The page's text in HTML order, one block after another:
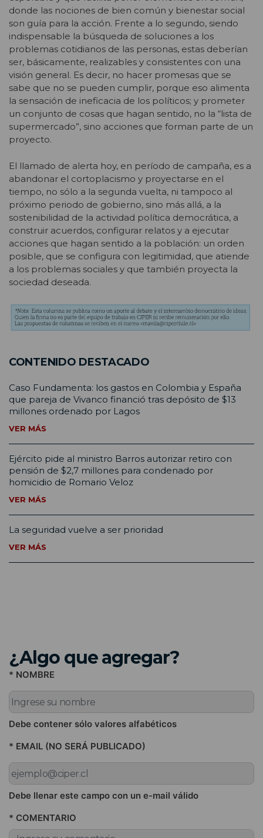
donde las nociones de bien común y bienestar social
son guía para la acción. Frente a lo segundo, siendo
indispensable la búsqueda de soluciones a los
problemas cotidianos de las personas, estas deberían
ser, básicamente, realizables y consistentes con una
visión general. Es decir, no hacer promesas que se
sabe que no se pueden cumplir, porque eso alimenta
la sensación de ineficacia de los políticos; y prometer
un conjunto de cosas que hagan sentido, no la “lista de
supermercado”, sino acciones que forman parte de un
proyecto.
El llamado de alerta hoy, en período de campaña, es a
abandonar el cortoplacismo y proyectarse en el
tiempo, no sólo a la segunda vuelta, ni tampoco al
próximo periodo de gobierno, sino más allá, a la
sostenibilidad de la actividad política democrática, a
construir acuerdos, configurar relatos y a ejecutar
acciones que hagan sentido a la población: un orden
posible, que se configura con legitimidad, que atiende
a los problemas sociales y que también proyecta la
sociedad deseada.
CONTENIDO DESTACADO
Caso Fundamenta: los gastos en Colombia y España
que pareja de Vivanco financió tras depósito de $13
millones ordenado por Lagos
VER MÁS
Ejército pide al ministro Barros autorizar retiro con
pensión de $2,7 millones para condenado por
homicidio de Romario Veloz
VER MÁS
La seguridad vuelve a ser prioridad
VER MÁS
¿Algo que agregar?
* NOMBRE
Debe contener sólo valores alfabéticos
* EMAIL (NO SERÁ PUBLICADO)
Debe llenar este campo con un e-mail válido
* COMENTARIO